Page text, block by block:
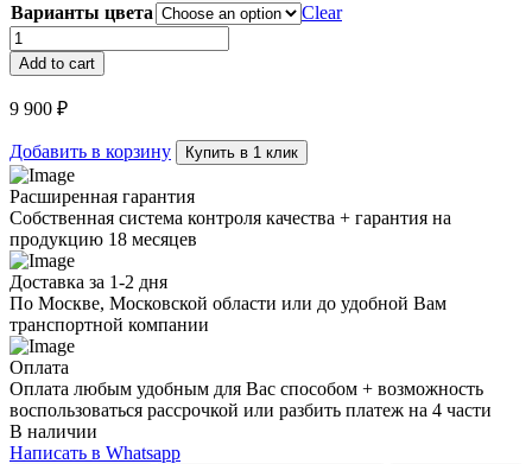
Варианты цвета
Clear
Люстра
Tar
quantity
Add to cart
9 900 ₽
Добавить в корзину Купить в 1 клик
Расширенная гарантия
Собственная система контроля качества + гарантия на
продукцию 18 месяцев
Доставка за 1-2 дня
По Москве, Московской области или до удобной Вам
транспортной компании
Оплата
Оплата любым удобным для Вас способом + возможность
воспользоваться рассрочкой или разбить платеж на 4 части
В наличии
Написать в Whatsapp